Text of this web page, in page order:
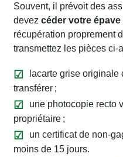
Souvent, il prévoit des
devez céder votre épave
récupération proprement
transmettez les pièces ci-
lacarte grise
transférer ;
une photocopie recto
propriétaire ;
un certificat de non-
moins de 15 jours.